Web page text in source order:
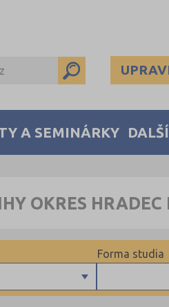
A SEMINÁRKY
OKRES
Forma studia